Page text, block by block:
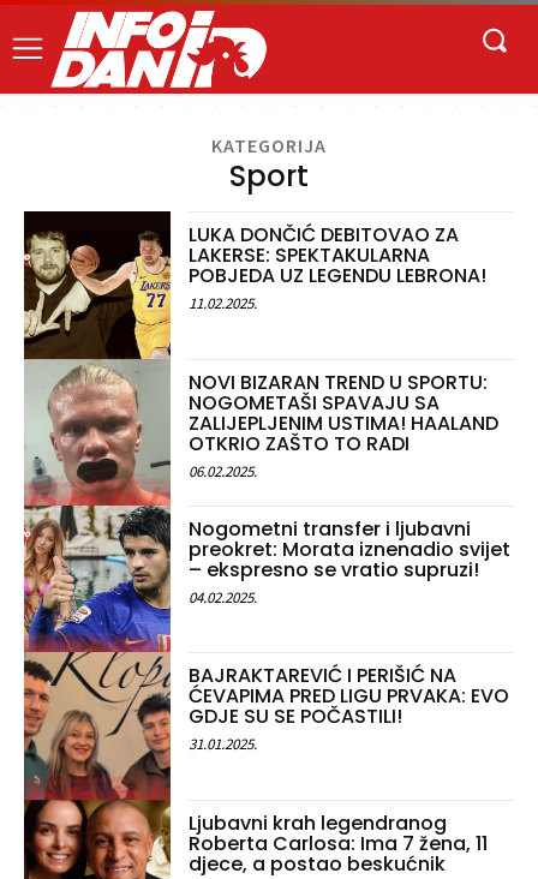
KATEGORIJA
Sport
LUKA DONČIĆ DEBITOVAO ZA
LAKERSE: SPEKTAKULARNA
POBJEDA UZ LEGENDU LEBRONA!
11.02.2025.
NOVI BIZARAN TREND U SPORTU:
NOGOMETAŠI SPAVAJU SA
ZALIJEPLJENIM USTIMA! HAALAND
OTKRIO ZAŠTO TO RADI
06.02.2025.
Nogometni transfer i ljubavni
preokret: Morata iznenadio svijet
– ekspresno se vratio supruzi!
04.02.2025.
BAJRAKTAREVIĆ I PERIŠIĆ NA
ĆEVAPIMA PRED LIGU PRVAKA: EVO
GDJE SU SE POČASTILI!
31.01.2025.
Ljubavni krah legendranog
Roberta Carlosa: Ima 7 žena, 11
djece, a postao beskućnik